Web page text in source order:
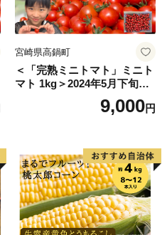
宮崎県高鍋町
＜「完熟ミニトマト」ミニト
マト 1kg＞2024年5月下旬迄
に順次出荷 野菜ソムリエサ
ミット アルル・リリカ共に
県 高鍋町産 産地直送 有機肥
料使用 高糖度 西森農園
9,000円